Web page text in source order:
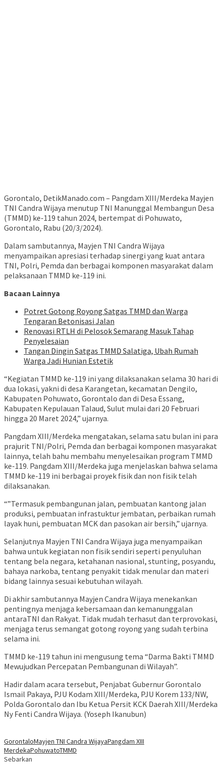
Gorontalo, DetikManado.com – Pangdam XIII/Merdeka Mayjen
TNI Candra Wijaya menutup TNI Manunggal Membangun Desa
(TMMD) ke-119 tahun 2024, bertempat di Pohuwato,
Gorontalo, Rabu (20/3/2024).
Dalam sambutannya, Mayjen TNI Candra Wijaya
menyampaikan apresiasi terhadap sinergi yang kuat antara
TNI, Polri, Pemda dan berbagai komponen masyarakat dalam
pelaksanaan TMMD ke-119 ini.
Bacaan Lainnya
Potret Gotong Royong Satgas TMMD dan Warga
Tengaran Betonisasi Jalan
Renovasi RTLH di Pelosok Semarang Masuk Tahap
Penyelesaian
Tangan Dingin Satgas TMMD Salatiga, Ubah Rumah
Warga Jadi Hunian Estetik
“Kegiatan TMMD ke-119 ini yang dilaksanakan selama 30 hari di
dua lokasi, yakni di desa Karangetan, kecamatan Dengilo,
Kabupaten Pohuwato, Gorontalo dan di Desa Essang,
Kabupaten Kepulauan Talaud, Sulut mulai dari 20 Februari
hingga 20 Maret 2024,” ujarnya.
Pangdam XIII/Merdeka mengatakan, selama satu bulan ini para
prajurit TNI/Polri, Pemda dan berbagai komponen masyarakat
lainnya, telah bahu membahu menyelesaikan program TMMD
ke-119. Pangdam XIII/Merdeka juga menjelaskan bahwa selama
TMMD ke-119 ini berbagai proyek fisik dan non fisik telah
dilaksanakan.
“”Termasuk pembangunan jalan, pembuatan kantong jalan
produksi, pembuatan infrastuktur jembatan, perbaikan rumah
layak huni, pembuatan MCK dan pasokan air bersih,” ujarnya.
Selanjutnya Mayjen TNI Candra Wijaya juga menyampaikan
bahwa untuk kegiatan non fisik sendiri seperti penyuluhan
tentang bela negara, ketahanan nasional, stunting, posyandu,
bahaya narkoba, tentang penyakit tidak menular dan materi
bidang lainnya sesuai kebutuhan wilayah.
Di akhir sambutannya Mayjen Candra Wijaya menekankan
pentingnya menjaga kebersamaan dan kemanunggalan
antaraTNI dan Rakyat. Tidak mudah terhasut dan terprovokasi,
menjaga terus semangat gotong royong yang sudah terbina
selama ini.
TMMD ke-119 tahun ini mengusung tema “Darma Bakti TMMD
Mewujudkan Percepatan Pembangunan di Wilayah”.
Hadir dalam acara tersebut, Penjabat Gubernur Gorontalo
Ismail Pakaya, PJU Kodam XIII/Merdeka, PJU Korem 133/NW,
Polda Gorontalo dan Ibu Ketua Persit KCK Daerah XIII/Merdeka
Ny Fenti Candra Wijaya. (Yoseph Ikanubun)
GorontaloMayjen TNI Candra WijayaPangdam XIII
MerdekaPohuwatoTMMD
Sebarkan